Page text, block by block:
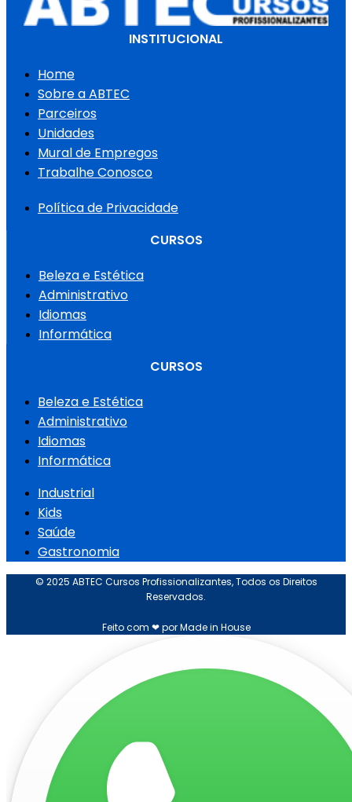
INSTITUCIONAL
Home
Sobre a ABTEC
Parceiros
Unidades
Mural de Empregos
Trabalhe Conosco
Política de Privacidade
CURSOS
Beleza e Estética
Administrativo
Idiomas
Informática
CURSOS
Beleza e Estética
Administrativo
Idiomas
Informática
Industrial
Kids
Saúde
Gastronomia
© 2025 ABTEC Cursos Profissionalizantes, Todos os Direitos
Reservados.
Feito com ❤ por Made in House